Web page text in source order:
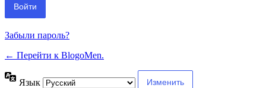
Забыли пароль?
← Перейти к BlogoMen.
Язык